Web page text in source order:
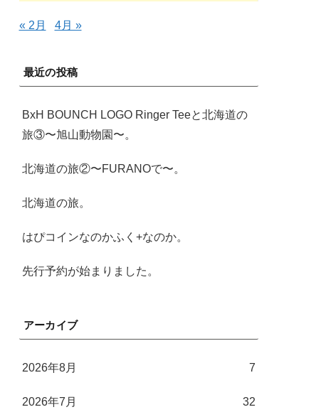
« 2月 4月 »
最近の投稿
BxH BOUNCH LOGO Ringer Teeと北海道の
旅③〜旭山動物園〜。
北海道の旅②〜FURANOで〜。
北海道の旅。
はぴコインなのかふく+なのか。
先行予約が始まりました。
アーカイブ
2026年8月 7
2026年7月 32